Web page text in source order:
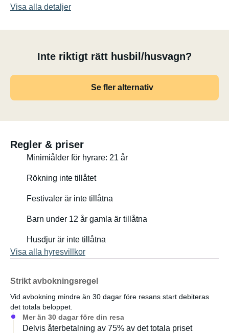
Visa alla detaljer
Inte riktigt rätt husbil/husvagn?
Se fler alternativ
Regler & priser
Minimiålder för hyrare: 21 år
Rökning inte tillåtet
Festivaler är inte tillåtna
Barn under 12 år gamla är tillåtna
Husdjur är inte tillåtna
Visa alla hyresvillkor
Strikt avbokningsregel
Vid avbokning mindre än 30 dagar före resans start debiteras
det totala beloppet.
Mer än 30 dagar före din resa
Delvis återbetalning av 75% av det totala priset